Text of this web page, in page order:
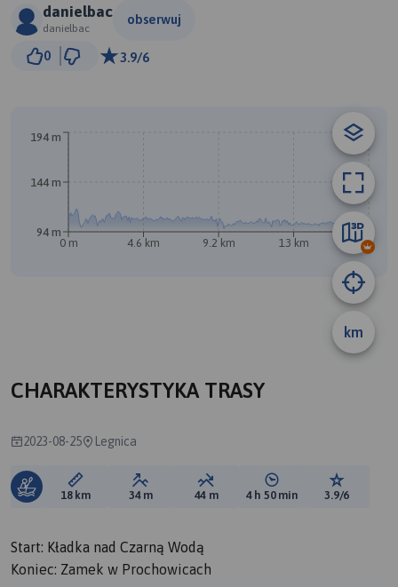
danielbac
danielbac
obserwuj
0 3.9/6
km
0 m 4.6 km 9.2 km 13 km 18 km
94 m
144 m
194 m
CHARAKTERYSTYKA TRASY
2023-08-25 Legnica
Długość trasy:
18 km Suma przewyższeń:
34 m Suma spadków:
44 m Średni czas potrzebny
4 h 50 min Ocena
3.9/6
Start: Kładka nad Czarną Wodą
Koniec: Zamek w Prochowicach